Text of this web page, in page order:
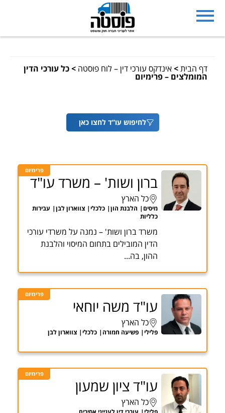
דף הבית>אינדקס עורכי דין – לוח פוסטה >כל עורכי הדין
המומלצים – פרימיום
לחיפוש עו”ד לחצו כאן
פרימיום
ברון ושות' – משרד עו"ד
כל הארץ
מיסים הלבנת הון כלכלי צווארון לבן
עבירות
כלליות
משרד ברון ושות' – נמנה על משרדי עורכי
הדין המובילים בתחום המיסוי והלבנת
ההון, בה...
פרימיום
עו"ד משה יוחאי
כל הארץ
פלילי פשיעה חמורה כלכלי צווארון לבן
פרימיום
עו"ד ציון שמעון
כל הארץ